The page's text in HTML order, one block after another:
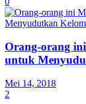
Orang-orang
untuk
Mei 14, 2018
2